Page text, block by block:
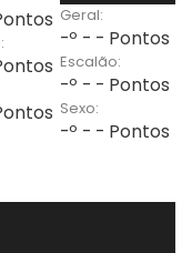
Geral:
-º - - Pontos
Escalão:
-º - - Pontos
Sexo:
-º - - Pontos